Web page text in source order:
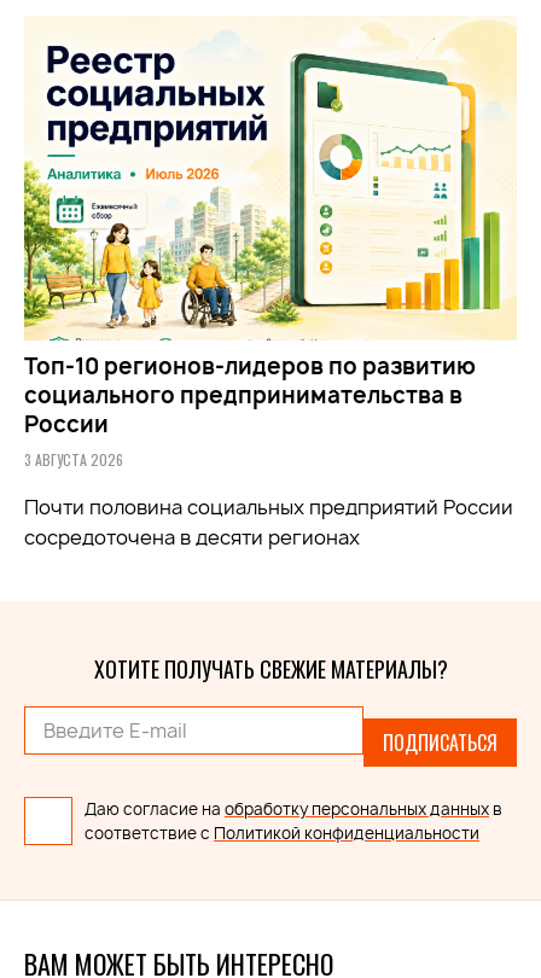
Топ-10 регионов-лидеров по развитию
социального предпринимательства в
России
3 АВГУСТА 2026
Почти половина социальных предприятий России
сосредоточена в десяти регионах
ХОТИТЕ ПОЛУЧАТЬ СВЕЖИЕ МАТЕРИАЛЫ?
ПОДПИСАТЬСЯ
Даю согласие на обработку персональных данных в
соответствие с Политикой конфиденциальности
ВАМ МОЖЕТ БЫТЬ ИНТЕРЕСНО